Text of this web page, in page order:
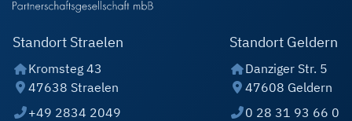
Standort Straelen
Kromsteg 43
47638 Straelen
+49 2834 2049
Standort Geldern
Danziger Str. 5
47608 Geldern
0 28 31 93 66 0